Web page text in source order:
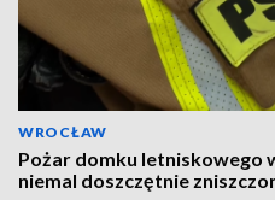
WROCŁAW
Pożar domku letniskowego
niemal doszczętnie